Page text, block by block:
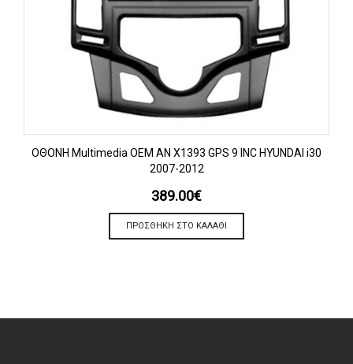
OΘΟΝΗ Multimedia OEM AN X1393 GPS 9 INC HYUNDAI i30
2007-2012
389.00€
ΠΡΟΣΘΉΚΗ ΣΤΟ ΚΑΛΆΘΙ